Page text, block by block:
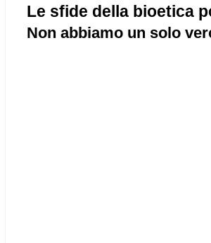
Le sfide della bioetica
Non abbiamo un solo